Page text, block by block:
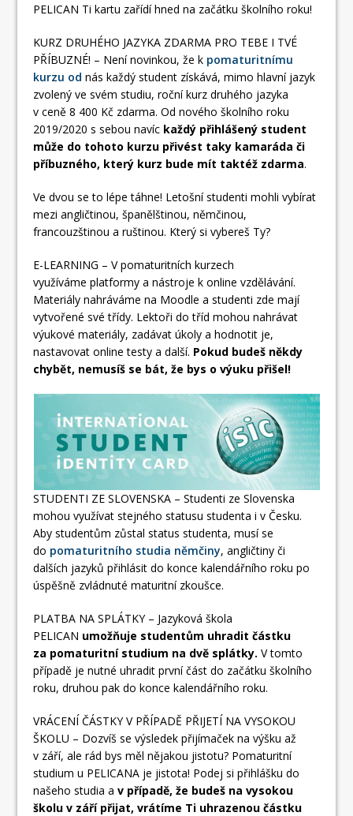
PELICAN Ti kartu zařídí hned na začátku školního roku!
KURZ DRUHÉHO JAZYKA ZDARMA PRO TEBE I TVÉ
PŘÍBUZNÉ! – Není novinkou, že k pomaturitnímu
kurzu od nás každý student získává, mimo hlavní jazyk
zvolený ve svém studiu, roční kurz druhého jazyka
v ceně 8 400 Kč zdarma. Od nového školního roku
2019/2020 s sebou navíc každý přihlášený student
může do tohoto kurzu přivést taky kamaráda či
příbuzného, který kurz bude mít taktéž zdarma.
Ve dvou se to lépe táhne! Letošní studenti mohli vybírat
mezi angličtinou, španělštinou, němčinou,
francouzštinou a ruštinou. Který si vybereš Ty?
E-LEARNING – V pomaturitních kurzech
využíváme platformy a nástroje k online vzdělávání.
Materiály nahráváme na Moodle a studenti zde mají
vytvořené své třídy. Lektoři do tříd mohou nahrávat
výukové materiály, zadávat úkoly a hodnotit je,
nastavovat online testy a další. Pokud budeš někdy
chybět, nemusíš se bát, že bys o výuku přišel!
STUDENTI ZE SLOVENSKA – Studenti ze Slovenska
mohou využívat stejného statusu studenta i v Česku.
Aby studentům zůstal status studenta, musí se
do pomaturitního studia němčiny, angličtiny či
dalších jazyků přihlásit do konce kalendářního roku po
úspěšně zvládnuté maturitní zkoušce.
PLATBA NA SPLÁTKY – Jazyková škola
PELICAN umožňuje studentům uhradit částku
za pomaturitní studium na dvě splátky. V tomto
případě je nutné uhradit první část do začátku školního
roku, druhou pak do konce kalendářního roku.
VRÁCENÍ ČÁSTKY V PŘÍPADĚ PŘIJETÍ NA VYSOKOU
ŠKOLU – Dozvíš se výsledek přijímaček na výšku až
v září, ale rád bys měl nějakou jistotu? Pomaturitní
studium u PELICANA je jistota! Podej si přihlášku do
našeho studia av případě, že budeš na vysokou
školu v září přijat, vrátíme Ti uhrazenou částku